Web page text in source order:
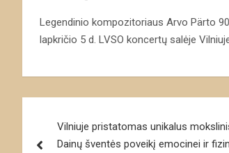
Legendinio kompozitoriaus Arvo Pärto
lapkričio 5 d. LVSO koncertų salėje
tarpVilniuje pristatomas unikalus
Dainų šventės poveikį emocinei ir